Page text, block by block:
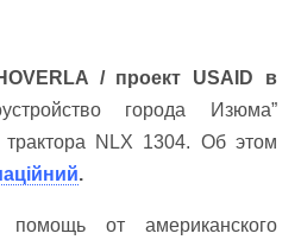
/ проект USAID в
города Изюма”
трактора NLX 1304. Об этом
.
от американского